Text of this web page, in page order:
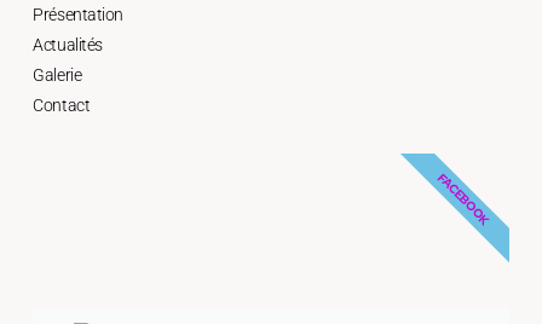
Présentation
Actualités
Galerie
Contact
FACEBOOK